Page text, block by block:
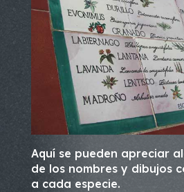
Aquí se pueden apreciar
de los nombres y dibujos
a cada especie.